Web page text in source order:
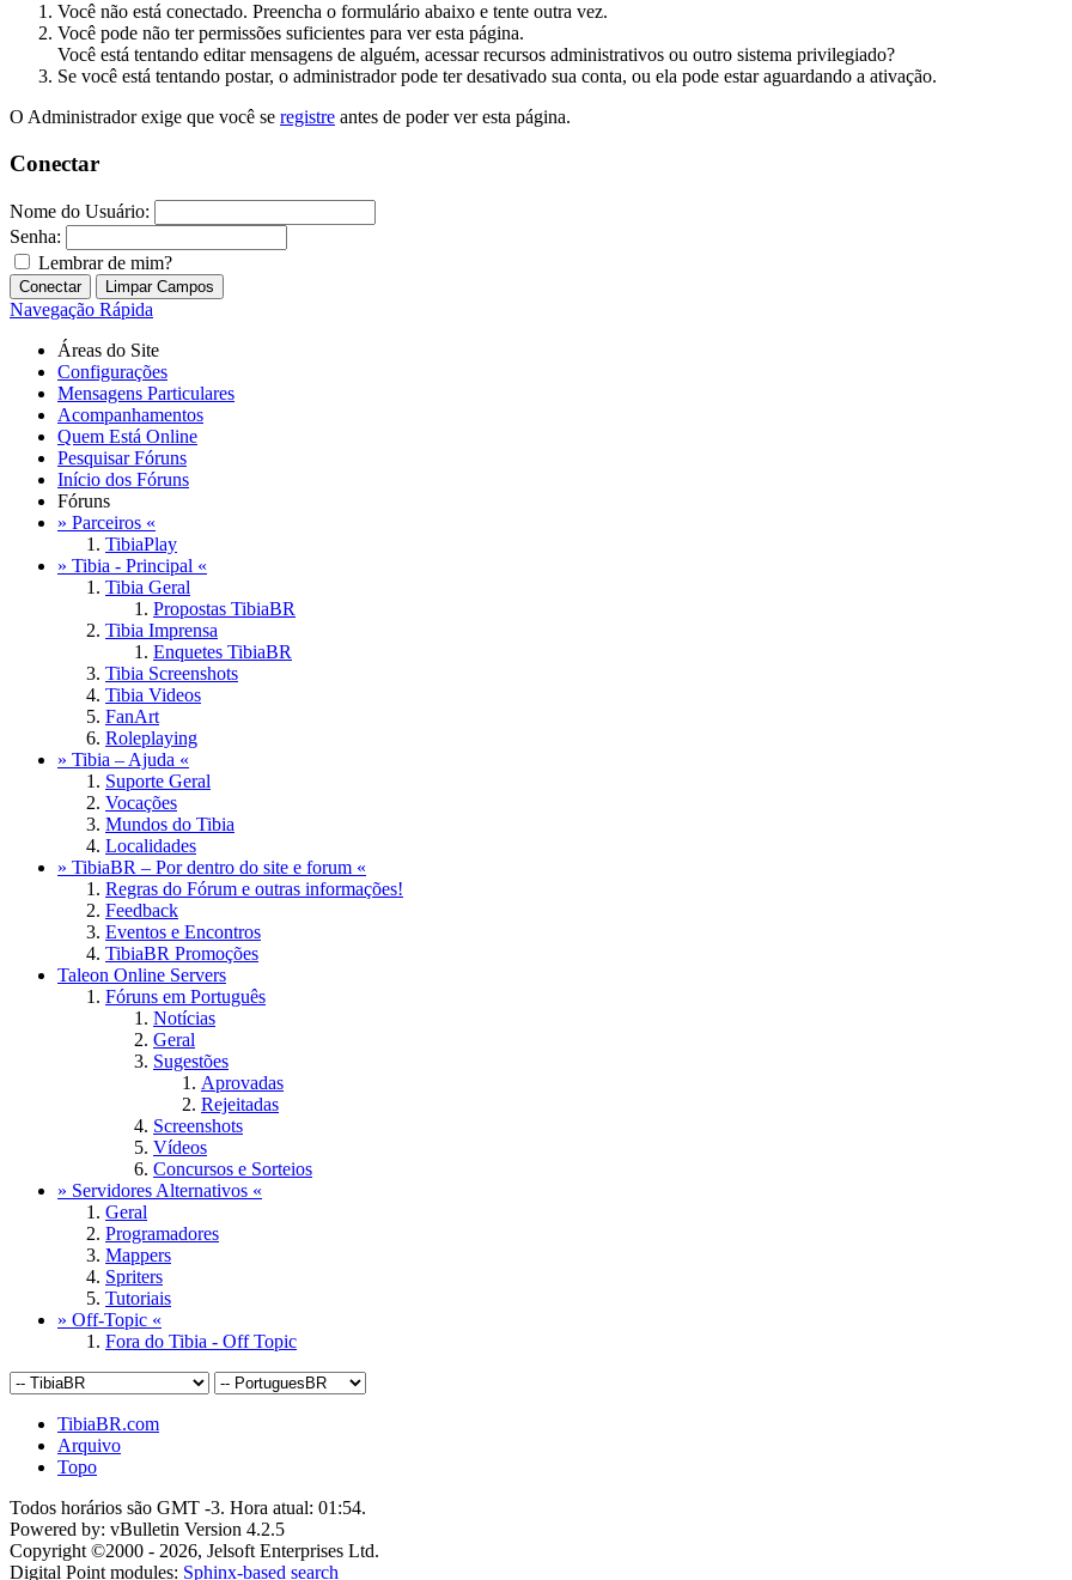
Você não está conectado. Preencha o formulário abaixo e tente outra vez.
Você pode não ter permissões suficientes para ver esta página.
Você está tentando editar mensagens de alguém, acessar recursos administrativos ou outro sistema privilegiado?
Se você está tentando postar, o administrador pode ter desativado sua conta, ou ela pode estar aguardando a ativação.
O Administrador exige que você se registre antes de poder ver esta página.
Conectar
Nome do Usuário:
Senha:
Lembrar de mim?
Navegação Rápida
Áreas do Site
Configurações
Mensagens Particulares
Acompanhamentos
Quem Está Online
Pesquisar Fóruns
Início dos Fóruns
Fóruns
» Parceiros «
TibiaPlay
» Tibia - Principal «
Tibia Geral
Propostas TibiaBR
Tibia Imprensa
Enquetes TibiaBR
Tibia Screenshots
Tibia Videos
FanArt
Roleplaying
» Tibia – Ajuda «
Suporte Geral
Vocações
Mundos do Tibia
Localidades
» TibiaBR – Por dentro do site e forum «
Regras do Fórum e outras informações!
Feedback
Eventos e Encontros
TibiaBR Promoções
Taleon Online Servers
Fóruns em Português
Notícias
Geral
Sugestões
Aprovadas
Rejeitadas
Screenshots
Vídeos
Concursos e Sorteios
» Servidores Alternativos «
Geral
Programadores
Mappers
Spriters
Tutoriais
» Off-Topic «
Fora do Tibia - Off Topic
TibiaBR.com
Arquivo
Topo
Todos horários são GMT -3. Hora atual: 01:54.
Powered by: vBulletin Version 4.2.5
Copyright ©2000 - 2026, Jelsoft Enterprises Ltd.
Digital Point modules: Sphinx-based search